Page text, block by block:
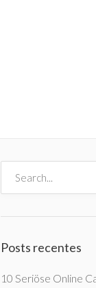
Posts recentes
10 Seriöse Online